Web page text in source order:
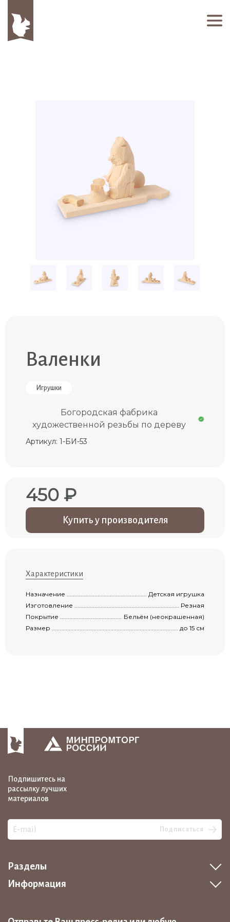
Валенки
Игрушки
Богородская фабрика
художественной резьбы по дереву
Артикул: 1-БИ-53
450 ₽
Купить у производителя
Характеристики
Назначение
Детская игрушка
Изготовление
Резная
Покрытие
Бельём (неокрашенная)
Размер
до 15 см
Подпишитесь на
рассылку лучших
материалов
Подписаться
Разделы
Информация